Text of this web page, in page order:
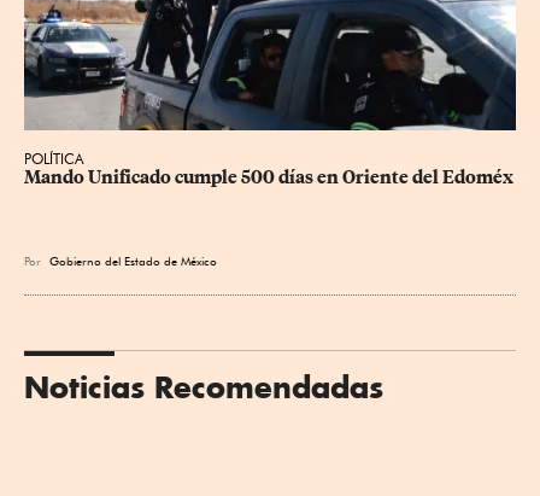
POLÍTICA
Mando Unificado cumple 500 días en Oriente del Edoméx
Por Gobierno del Estado de México
Noticias Recomendadas